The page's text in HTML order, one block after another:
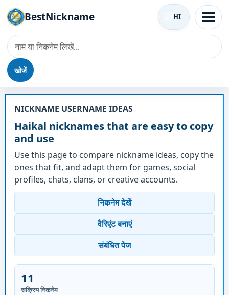
BestNickname
खोजें
HI
उपनाम - Haikal
NICKNAME USERNAME IDEAS
Haikal nicknames that are easy to copy
and use
Use this page to compare nickname ideas, copy the
ones that fit, and adapt them for games, social
profiles, chats, clans, or creative accounts.
निकनेम देखें
वैरिएंट बनाएं
संबंधित पेज
11
सक्रिय निकनेम